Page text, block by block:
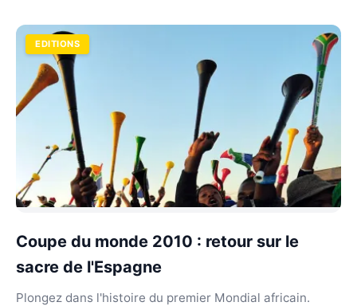
EDITIONS
Coupe du monde 2010 : retour sur le
sacre de l'Espagne
Plongez dans l'histoire du premier Mondial africain.